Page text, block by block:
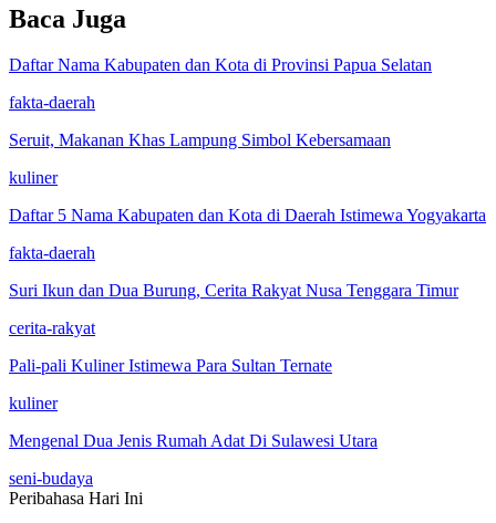
Baca Juga
Daftar Nama Kabupaten dan Kota di Provinsi Papua Selatan
fakta-daerah
Seruit, Makanan Khas Lampung Simbol Kebersamaan
kuliner
Daftar 5 Nama Kabupaten dan Kota di Daerah Istimewa Yogyakarta
fakta-daerah
Suri Ikun dan Dua Burung, Cerita Rakyat Nusa Tenggara Timur
cerita-rakyat
Pali-pali Kuliner Istimewa Para Sultan Ternate
kuliner
Mengenal Dua Jenis Rumah Adat Di Sulawesi Utara
seni-budaya
Peribahasa Hari Ini